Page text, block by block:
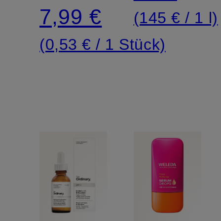
Anwendung
bei
7,99 €
(0,53 € / 1 Stück)
(145 € / 1 l)